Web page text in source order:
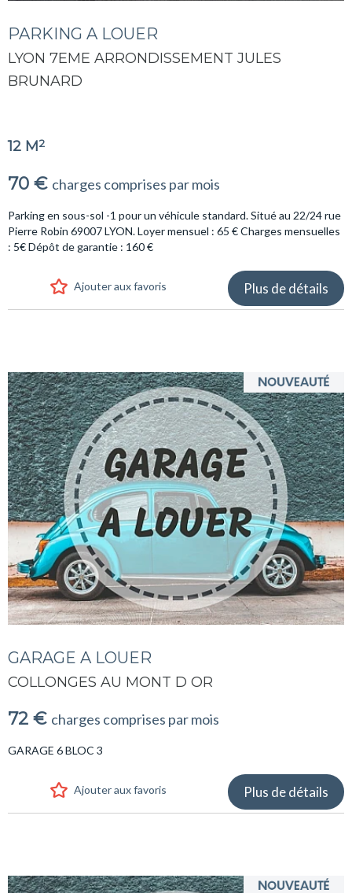
PARKING A LOUER
LYON 7EME ARRONDISSEMENT JULES
BRUNARD
12 M2
70 € charges comprises par mois
Parking en sous-sol -1 pour un véhicule standard. Situé au 22/24 rue
Pierre Robin 69007 LYON. Loyer mensuel : 65 € Charges mensuelles
: 5€ Dépôt de garantie : 160 €
Ajouter aux favoris Plus de détails
GARAGE A LOUER
COLLONGES AU MONT D OR
72 € charges comprises par mois
GARAGE 6 BLOC 3
Ajouter aux favoris Plus de détails